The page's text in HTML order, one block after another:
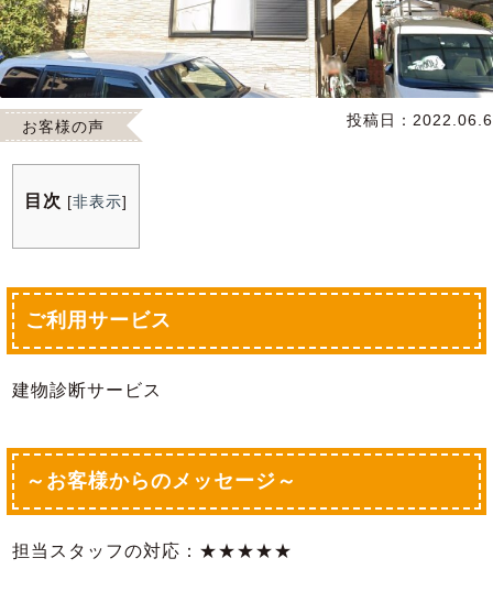
お客様の声 投稿日： 2022.06.6
目次 [非表示]
ご利用サービス
建物診断サービス
～お客様からのメッセージ～
担当スタッフの対応：★★★★★